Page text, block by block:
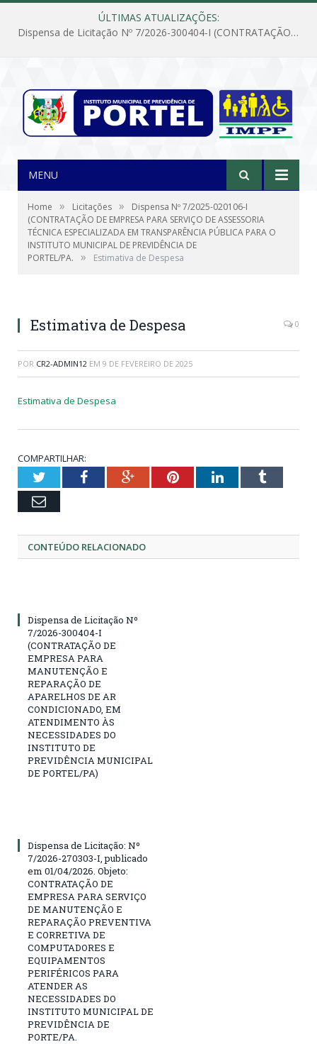
ÚLTIMAS ATUALIZAÇÕES:
Dispensa de Licitação Nº 7/2026-300404-I (CONTRATAÇÃO DE EMPRESA PARA MANUTENÇÃO E REPARAÇÃO DE APARELHOS DE AR CONDICIONADO, EM ATENDIMENTO ÀS NECESSIDADES DO INSTITUTO DE PREVIDÊNCIA MUNICIPAL DE PORTEL/PA)
MENU
Home » Licitações »
Dispensa Nº 7/2025-020106-I
(CONTRATAÇÃO DE EMPRESA PARA SERVIÇO DE ASSESSORIA
TÉCNICA ESPECIALIZADA EM TRANSPARÊNCIA PÚBLICA PARA O
INSTITUTO MUNICIPAL DE PREVIDÊNCIA DE
PORTEL/PA.
» Estimativa de Despesa
Estimativa de Despesa 0
POR CR2-ADMIN12 EM 9 DE FEVEREIRO DE 2025
Estimativa de Despesa
COMPARTILHAR:
TwitterFacebookGoogle+PinterestLinkedInTumblr
Email
CONTEÚDO RELACIONADO
Dispensa de Licitação Nº
7/2026-300404-I
(CONTRATAÇÃO DE
EMPRESA PARA
MANUTENÇÃO E
REPARAÇÃO DE
APARELHOS DE AR
CONDICIONADO, EM
ATENDIMENTO ÀS
NECESSIDADES DO
INSTITUTO DE
PREVIDÊNCIA MUNICIPAL
DE PORTEL/PA)
Dispensa de Licitação: Nº
7/2026-270303-I, publicado
em 01/04/2026. Objeto:
CONTRATAÇÃO DE
EMPRESA PARA SERVIÇO
DE MANUTENÇÃO E
REPARAÇÃO PREVENTIVA
E CORRETIVA DE
COMPUTADORES E
EQUIPAMENTOS
PERIFÉRICOS PARA
ATENDER AS
NECESSIDADES DO
INSTITUTO MUNICIPAL DE
PREVIDÊNCIA DE
PORTE/PA.